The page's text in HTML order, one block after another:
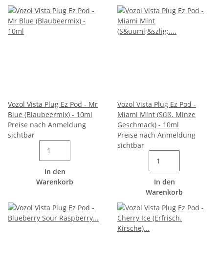
Vozol Vista Plug Ez Pod - Mr
Blue (Blaubeermix) - 10ml
Preise nach Anmeldung
sichtbar
In den
Warenkorb
Vozol Vista Plug Ez Pod -
Miami Mint (Süß. Minze
Geschmack) - 10ml
Preise nach Anmeldung
sichtbar
In den
Warenkorb